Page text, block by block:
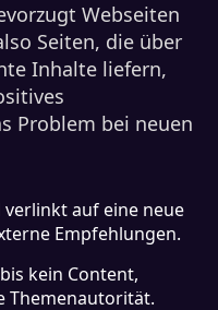
Webseiten
Seiten, die über
Inhalte liefern,
Problem bei neuen
verlinkt auf eine neue
Empfehlungen.
kein Content,
Themenautorität.